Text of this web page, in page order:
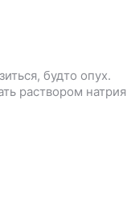
будто опух.
раствором натрия